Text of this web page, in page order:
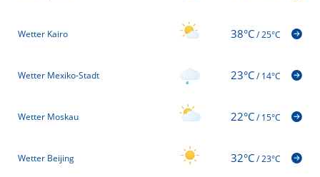
Wetter Kairo 38°C/25°C
Wetter Mexiko-Stadt 23°C/14°C
Wetter Moskau 22°C/15°C
Wetter Beijing 32°C/23°C